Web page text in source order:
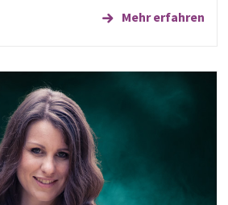
Mehr erfahren